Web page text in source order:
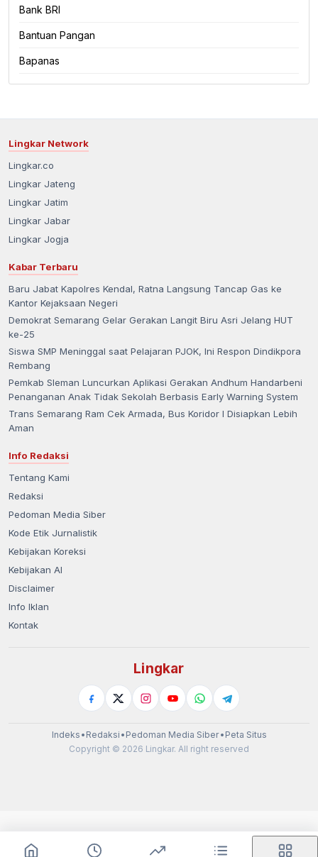
Bank BRI
Bantuan Pangan
Bapanas
Lingkar Network
Lingkar.co
Lingkar Jateng
Lingkar Jatim
Lingkar Jabar
Lingkar Jogja
Kabar Terbaru
Baru Jabat Kapolres Kendal, Ratna Langsung Tancap Gas ke
Kantor Kejaksaan Negeri
Demokrat Semarang Gelar Gerakan Langit Biru Asri Jelang HUT
ke-25
Siswa SMP Meninggal saat Pelajaran PJOK, Ini Respon Dindikpora
Rembang
Pemkab Sleman Luncurkan Aplikasi Gerakan Andhum Handarbeni
Penanganan Anak Tidak Sekolah Berbasis Early Warning System
Trans Semarang Ram Cek Armada, Bus Koridor I Disiapkan Lebih
Aman
Info Redaksi
Tentang Kami
Redaksi
Pedoman Media Siber
Kode Etik Jurnalistik
Kebijakan Koreksi
Kebijakan AI
Disclaimer
Info Iklan
Kontak
Lingkar
Indeks • Redaksi • Pedoman Media Siber• Peta Situs
Copyright © 2026 Lingkar. All right reserved